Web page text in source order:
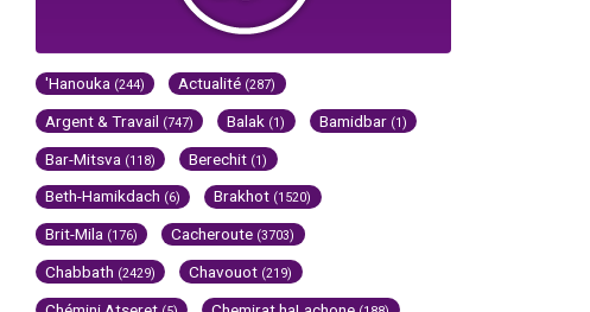
'Hanouka (244) Actualité (287)
Argent & Travail (747) Balak (1) Bamidbar (1)
Bar-Mitsva (118) Berechit (1)
Beth-Hamikdach (6) Brakhot (1520)
Brit-Mila (176) Cacheroute (3703)
Chabbath (2429) Chavouot (219)